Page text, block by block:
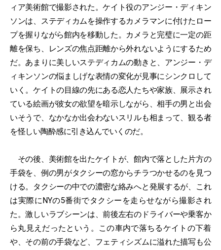
ィア美術館で撮影された。ケイト役のアンジー・ディキン
ソンは、ステディカムを操作するカメラマンに付けたロー
プを握りながら館内を移動した。カメラと完璧に一定の距
離を保ち、レンズの焦点距離から外れないようにするため
だ。あまりに美しいステディカムの動きと、アンジー・デ
ィキンソンの悩ましげな表情の変化が見事にシンクロして
いく。ケイトの目線の先にある恋人たちや家族、展示され
ている絵画が彼女の欲望を暗示しながら、相手の男と出会
いそうで、なかなか出会わないスリルも相まって、観る者
を怪しい陶酔感に引き込んでいくのだ。
その後、美術館を出たケイトが、館内で落とした片方の
手袋を、例の男がタクシーの窓からチラつかせるのを見つ
ける。タクシーの中での濃密な絡みへと発展するが、これ
は実際にNYの5番街でタクシーを走らせながら撮影され
た。激しいラブシーンは、前後左右のドライバーや乗客か
ら丸見えだったという。この車内で落ちるケイトの下着
や、その前の手袋など、フェティシズムに溢れた描写も公